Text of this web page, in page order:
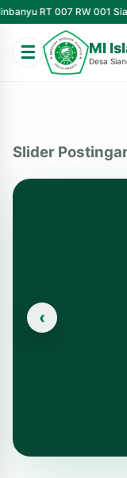
001 Siadong Larangan
☰ MI
Desa
Slider
Ma'arif
‹